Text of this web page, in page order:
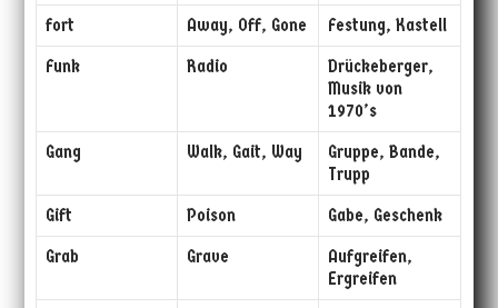
fort
Away, Off, Gone
Festung, Kastell
Funk
Radio
Drückeberger,
Musik von
1970’s
Gang
Walk, Gait, Way
Gruppe, Bande,
Trupp
Gift
Poison
Gabe, Geschenk
Grab
Grave
Aufgreifen,
Ergreifen